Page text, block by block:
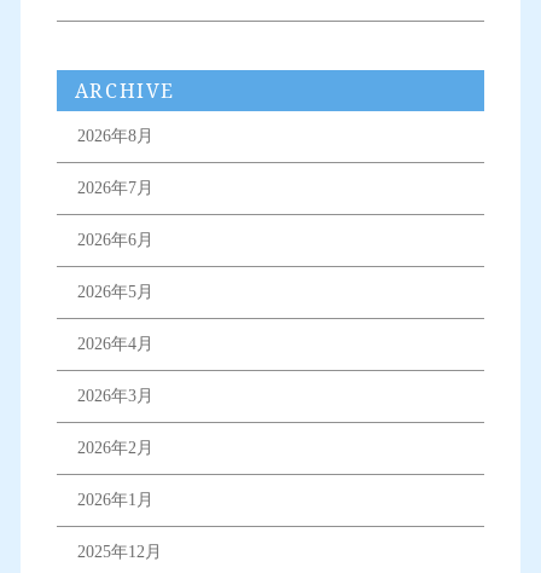
ARCHIVE
2026年8月
2026年7月
2026年6月
2026年5月
2026年4月
2026年3月
2026年2月
2026年1月
2025年12月